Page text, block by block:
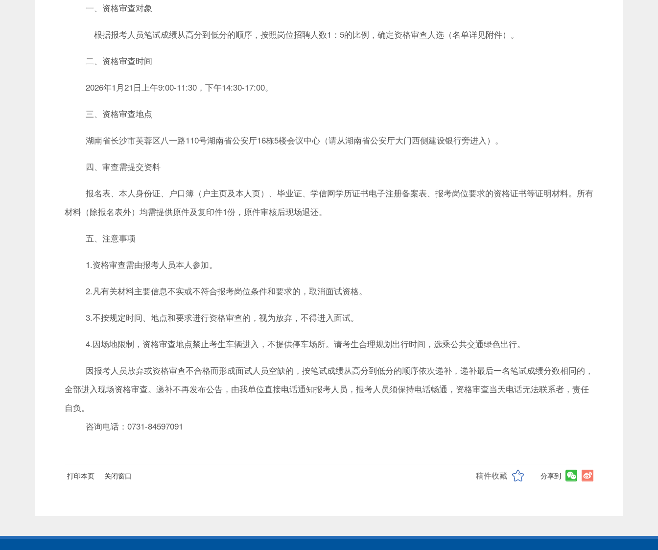
一、资格审查对象
根据报考人员笔试成绩从高分到低分的顺序，按照岗位招聘人数1 ： 5的比例，确定资格审查人选（名单详见附件）。
二、资格审查时间
2026年1 月21 日上午9:00-11:30 ，下午14:30-17:00。
三、资格审查地点
湖南省长沙市芙蓉区八一路110号湖南省公安厅16栋5楼会议中心（请从湖南省公安厅大门西侧建设银行旁进入）。
四、审查需提交资料
报名表、本人身份证、户口簿（户主页及本人页）、毕业证、学信网学历证书电子注册备案表、报考岗位要求的资格证书等证明材料。所有
材料（除报名表外）均需提供原件及复印件1份，原件审核后现场退还。
五、注意事项
1.资格审查需由报考人员本人参加。
2.凡有关材料主要信息不实或不符合报考岗位条件和要求的，取消面试资格。
3.不按规定时间、地点和要求进行资格审查的，视为放弃，不得进入面试。
4.因场地限制， 资格审查地点禁止考生车辆进入，不提供停车场所。请考生合理规划出行时间，选乘公共交通绿色出行。
因报考人员放弃或资格审查不合格而形成面试人员空缺的，按笔试成绩从高分到低分的顺序依次递补，递补最后一名笔试成绩分数相同的，
全部进入现场资格审查。递补不再发布公告，由我单位直接电话通知报考人员，报考人员须保持电话畅通，资格审查当天电话无法联系者，责任
自负。
咨询电话：0731-84597091
打印本页 关闭窗口 稿件收藏 分享到